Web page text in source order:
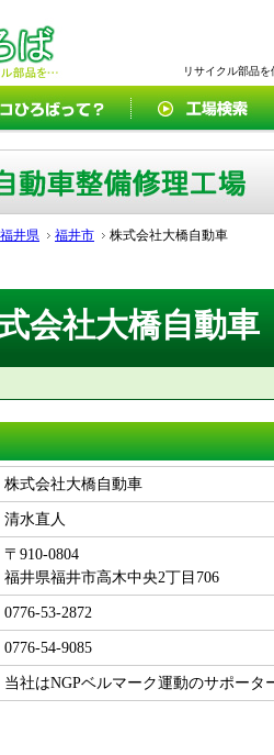
リサイクル部品
福井県 福井市 株式会社大橋自動車
会社大橋自動車
株式会社大橋自動車
清水直人
〒910-0804
福井県福井市高木中央2丁目706
0776-53-2872
0776-54-9085
当社はNGPベルマーク運動のサポータ